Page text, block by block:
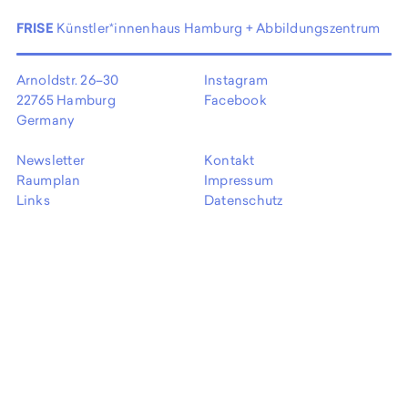
FRISE Künstler*innenhaus Hamburg + Abbildungszentrum
Arnoldstr. 26–30
22765 Hamburg
Germany
Instagram
Facebook
Newsletter
Raumplan
Links
Kontakt
Impressum
Datenschutz